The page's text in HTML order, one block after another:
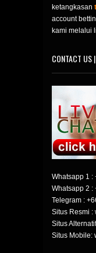
ketangkasan
account
kami melalui
CONTACT US
Whatsapp 1 :
Whatsapp 2 :
Telegram :
Situs Resmi :
Situs
Situs Mobile: